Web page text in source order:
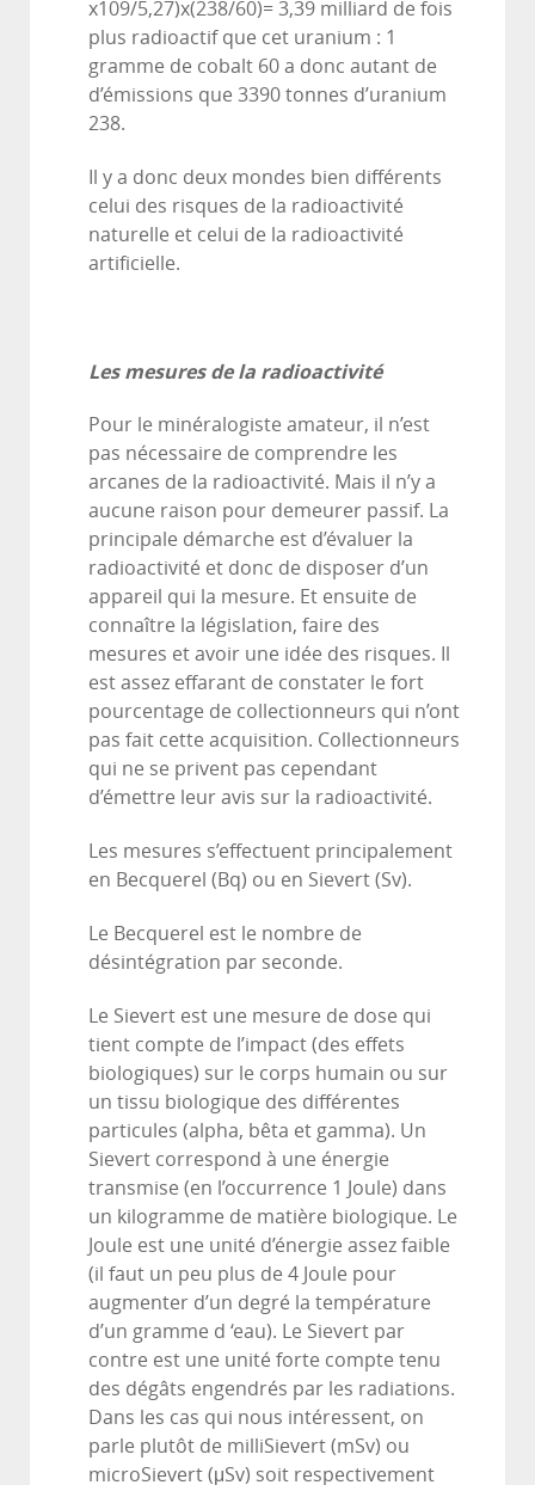
x109/5,27)x(238/60)= 3,39 milliard de fois
plus radioactif que cet uranium : 1
gramme de cobalt 60 a donc autant de
d’émissions que 3390 tonnes d’uranium
238.
Il y a donc deux mondes bien différents
celui des risques de la radioactivité
naturelle et celui de la radioactivité
artificielle.
Les mesures de la radioactivité
Pour le minéralogiste amateur, il n’est
pas nécessaire de comprendre les
arcanes de la radioactivité. Mais il n’y a
aucune raison pour demeurer passif. La
principale démarche est d’évaluer la
radioactivité et donc de disposer d’un
appareil qui la mesure. Et ensuite de
connaître la législation, faire des
mesures et avoir une idée des risques. Il
est assez effarant de constater le fort
pourcentage de collectionneurs qui n’ont
pas fait cette acquisition. Collectionneurs
qui ne se privent pas cependant
d’émettre leur avis sur la radioactivité.
Les mesures s’effectuent principalement
en Becquerel (Bq) ou en Sievert (Sv).
Le Becquerel est le nombre de
désintégration par seconde.
Le Sievert est une mesure de dose qui
tient compte de l’impact (des effets
biologiques) sur le corps humain ou sur
un tissu biologique des différentes
particules (alpha, bêta et gamma). Un
Sievert correspond à une énergie
transmise (en l’occurrence 1 Joule) dans
un kilogramme de matière biologique. Le
Joule est une unité d’énergie assez faible
(il faut un peu plus de 4 Joule pour
augmenter d’un degré la température
d’un gramme d ‘eau). Le Sievert par
contre est une unité forte compte tenu
des dégâts engendrés par les radiations.
Dans les cas qui nous intéressent, on
parle plutôt de milliSievert (mSv) ou
microSievert (μSv) soit respectivement